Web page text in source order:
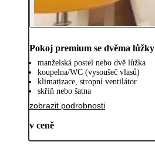
Pokoj premium se dvěma lůžky
manželská postel nebo dvě lůžka
koupelna/WC (vysoušeč vlasů)
klimatizace, stropní ventilátor
skříň nebo šatna
zobrazit podrobnosti
v ceně